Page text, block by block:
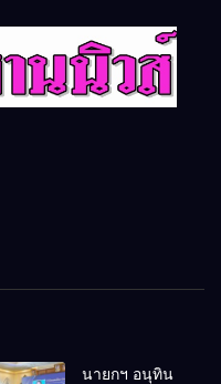
นายกฯ อนุทิน